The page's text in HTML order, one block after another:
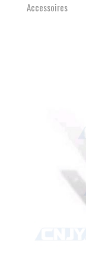
Accessoires